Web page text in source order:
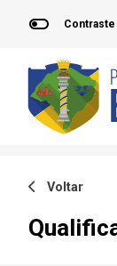
Contraste
Voltar